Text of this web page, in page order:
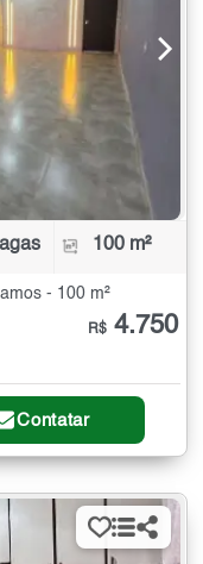
100 m²
- 100 m²
R$ 4.750
Contatar